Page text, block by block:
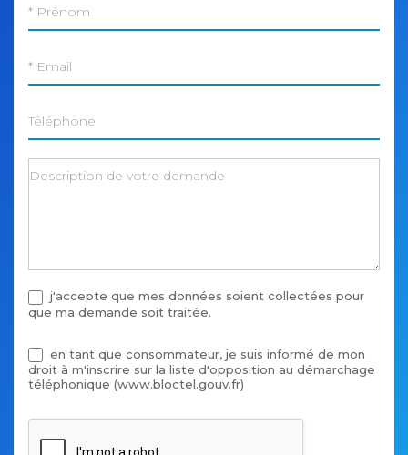
j'accepte que mes données soient collectées pour
que ma demande soit traitée.
en tant que consommateur, je suis informé de mon
droit à m'inscrire sur la liste d'opposition au démarchage
téléphonique (www.bloctel.gouv.fr)